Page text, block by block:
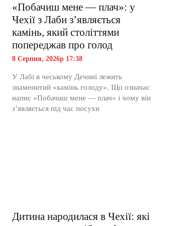
«Побачиш мене — плач»: у
Чехії з Лаби з’являється
камінь, який століттями
попереджав про голод
8 Серпня, 2026р 17:38
У Лабі в чеському Дечині лежить
знаменитий «камінь голоду». Що означає
напис «Побачиш мене — плач» і чому він
з’являється під час посухи
Дитина народилася в Чехії: які